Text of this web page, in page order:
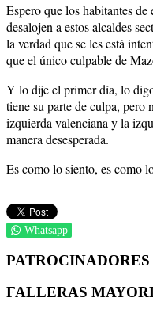
Espero que los habitantes
desalojen a estos alcaldes
la verdad que se les está
que el único culpable de
Y lo dije el primer día, lo
tiene su parte de culpa, pero
izquierda valenciana y la
manera desesperada.
Es como lo siento, es como
Whatsapp
PATROCINADORES
FALLERAS